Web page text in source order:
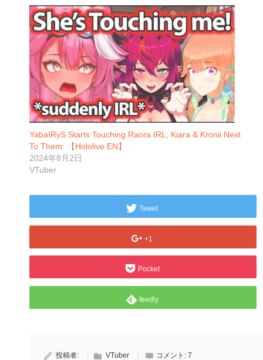
YabaIRyS Starts Touching Raora IRL, Kiara & Kronii Next
To Them: 【Hololive EN】
2024年8月2日
VTuber
Tweet
+1
Pocket
feedly
投稿者: VTuber コメント: 7